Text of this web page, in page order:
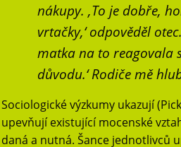
nákupy. ‚To je dobře,
vrtačky,‘ odpověděl
matka na to reagovala
důvodu.‘ Rodiče mě
Sociologické výzkumy ukazují
upevňují existující mocenské
daná a nutná. Šance jednotlivců